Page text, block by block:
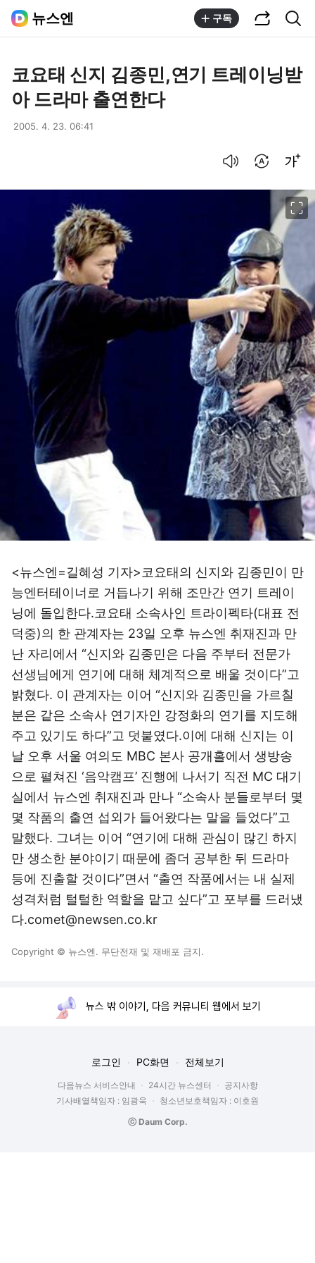
뉴스엔 구독
코요태 신지 김종민,연기 트레이닝받
아 드라마 출연한다
2005. 4. 23. 06:41
<뉴스엔=길혜성 기자>코요태의 신지와 김종민이 만
능엔터테이너로 거듭나기 위해 조만간 연기 트레이
닝에 돌입한다.코요태 소속사인 트라이펙타(대표 전
덕중)의 한 관계자는 23일 오후 뉴스엔 취재진과 만
난 자리에서 “신지와 김종민은 다음 주부터 전문가
선생님에게 연기에 대해 체계적으로 배울 것이다”고
밝혔다. 이 관계자는 이어 “신지와 김종민을 가르칠
분은 같은 소속사 연기자인 강정화의 연기를 지도해
주고 있기도 하다”고 덧붙였다.이에 대해 신지는 이
날 오후 서울 여의도 MBC 본사 공개홀에서 생방송
으로 펼쳐진 ‘음악캠프’ 진행에 나서기 직전 MC 대기
실에서 뉴스엔 취재진과 만나 “소속사 분들로부터 몇
몇 작품의 출연 섭외가 들어왔다는 말을 들었다”고
말했다. 그녀는 이어 “연기에 대해 관심이 많긴 하지
만 생소한 분야이기 때문에 좀더 공부한 뒤 드라마
등에 진출할 것이다”면서 “출연 작품에서는 내 실제
성격처럼 털털한 역할을 맡고 싶다”고 포부를 드러냈
다.comet@newsen.co.kr
Copyright © 뉴스엔. 무단전재 및 재배포 금지.
뉴스 밖 이야기, 다음 커뮤니티 웹에서 보기
로그인 PC화면 전체보기
다음뉴스 서비스안내 24시간 뉴스센터
공지사항
기사배열책임자 : 임광욱
청소년보호책임자 : 이호원
ⓒ Daum Corp.